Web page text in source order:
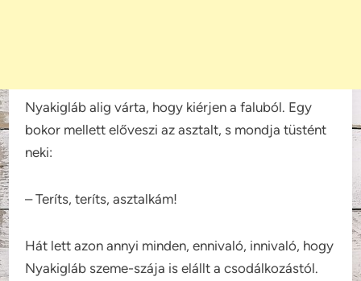
Nyakigláb alig várta, hogy kiérjen a faluból. Egy
bokor mellett előveszi az asztalt, s mondja tüstént
neki:
– Teríts, teríts, asztalkám!
Hát lett azon annyi minden, ennivaló, innivaló, hogy
Nyakigláb szeme-szája is elállt a csodálkozástól.